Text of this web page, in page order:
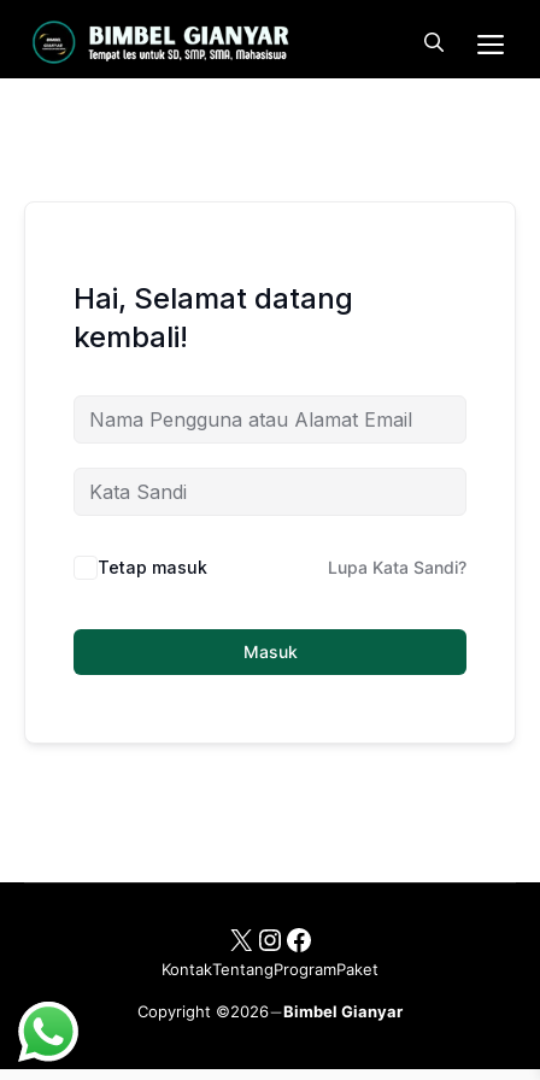
isi
Hai, Selamat datang
kembali!
Tetap masuk Lupa Kata Sandi?
Masuk
Copyright ©2026 Bimbel Gianyar
KontakTentangProgramPaket
X Instagram
Facebook